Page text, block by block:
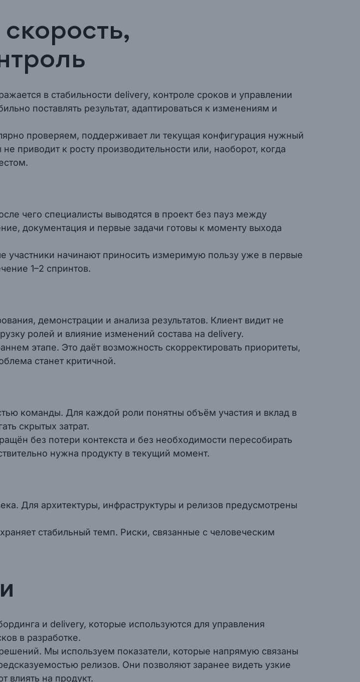
в стабильности delivery, контроле сроков и управлении
поставлять результат, адаптироваться к изменениям и
проверяем, поддерживает ли текущая конфигурация нужный
приводит к росту производительности или, наоборот, когда
чего специалисты выводятся в проект без пауз между
документация и первые задачи готовы к моменту выхода
участники начинают приносить измеримую пользу уже в первые
1–2 спринтов.
демонстрации и анализа результатов. Клиент видит не
ролей и влияние изменений состава на delivery.
этапе. Это даёт возможность скорректировать приоритеты,
станет критичной.
команды. Для каждой роли понятны объём участия и вклад в
скрытых затрат.
без потери контекста и без необходимости пересобирать
нужна продукту в текущий момент.
Для архитектуры, инфраструктуры и релизов предусмотрены
стабильный темп. Риски, связанные с человеческим
и delivery, которые используются для управления
в разработке.
Мы используем показатели, которые напрямую связаны
релизов. Они позволяют заранее видеть узкие
влиять на продукт.